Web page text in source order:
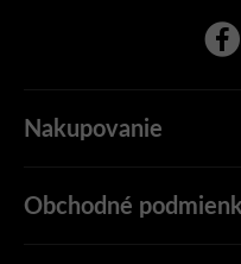
Nakupovanie
Obchodné